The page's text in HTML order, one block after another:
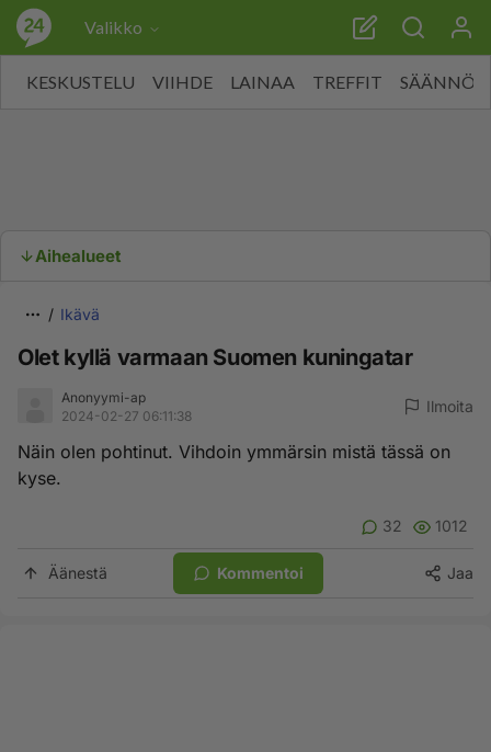
Valikko
KESKUSTELU VIIHDE LAINAA TREFFIT SÄÄNNÖT
Aihealueet
Ikävä
Olet kyllä varmaan Suomen kuningatar
Anonyymi-ap
2024-02-27 06:11:38
Ilmoita
Näin olen pohtinut. Vihdoin ymmärsin mistä tässä on
kyse.
32 1012
Äänestä Kommentoi Jaa